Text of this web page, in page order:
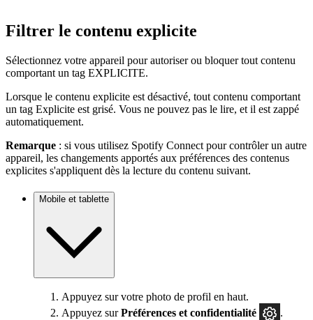
Filtrer le contenu explicite
Sélectionnez votre appareil pour autoriser ou bloquer tout contenu
comportant un tag EXPLICITE.
Lorsque le contenu explicite est désactivé, tout contenu comportant
un tag Explicite est grisé. Vous ne pouvez pas le lire, et il est zappé
automatiquement.
Remarque : si vous utilisez Spotify Connect pour contrôler un autre
appareil, les changements apportés aux préférences des contenus
explicites s'appliquent dès la lecture du contenu suivant.
Mobile et tablette
Appuyez sur votre photo de profil en haut.
Appuyez surPréférences et confidentialité
.